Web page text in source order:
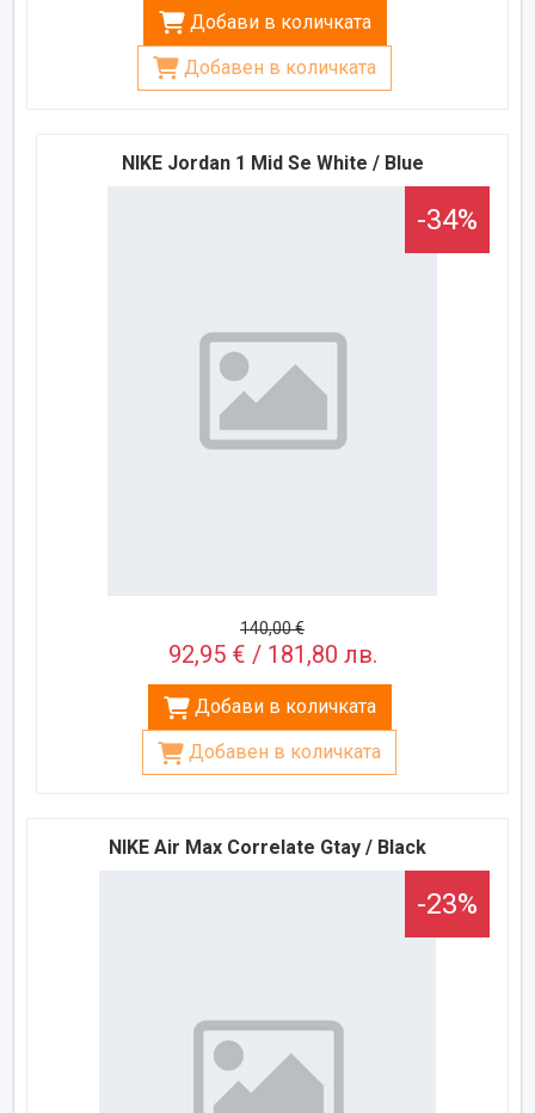
Добави в количката
Добавен в количката
NIKE Jordan 1 Mid Se White / Blue
-34%
140,00 €
92,95 € / 181,80 лв.
Добави в количката
Добавен в количката
NIKE Air Max Correlate Gtay / Black
-23%